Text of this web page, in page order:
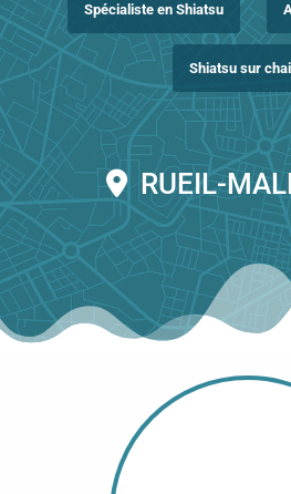
Spécialiste en Shiatsu
Shiatsu sur
RUEIL-